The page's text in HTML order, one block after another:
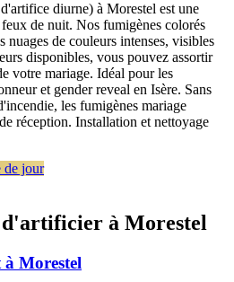
diurne) à Morestel est une
de nuit. Nos fumigènes colorés
nuages de couleurs intenses, visibles
disponibles, vous pouvez assortir
votre mariage. Idéal pour les
et gender reveal en Isère. Sans
les fumigènes mariage
réception. Installation et nettoyage
de jour
d'artificier à Morestel
à Morestel